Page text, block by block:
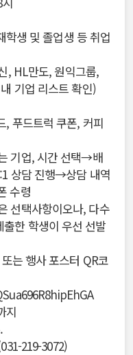
생 및 졸업생 등 취업
, HL만도, 원익그룹,
기업 리스트 확인)
, 푸드트럭 쿠폰, 커피
기업, 시간 선택→배
상담 진행→상담 내역
수령
선택사항이오나, 다수
한 학생이 우선 선발
는 행사 포스터 QR코
지
219-3072)